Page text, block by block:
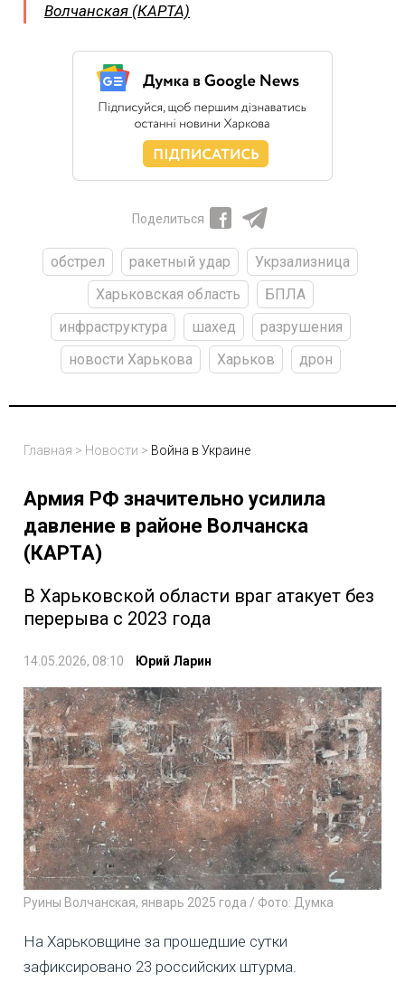
Волчанская (КАРТА)
Поделиться
обстрел ракетный удар
Укрзализница
Харьковская область
БПЛА
инфраструктура
шахед
разрушения
новости Харькова
Харьков дрон
Главная > Новости > Война в Украине
Армия РФ значительно усилила
давление в районе Волчанска
(КАРТА)
В Харьковской области враг атакует без
перерыва с 2023 года
14.05.2026, 08:10 Юрий Ларин
Руины Волчанская, январь 2025 года / Фото: Думка
На Харьковщине за прошедшие сутки
зафиксировано 23 российских штурма.